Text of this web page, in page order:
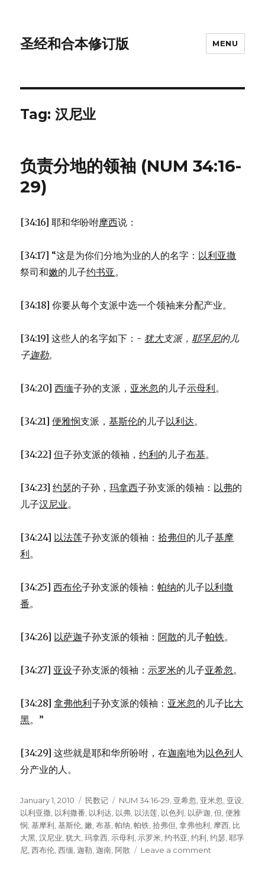
圣经和合本修订版 MENU
Tag: 汉尼业
负责分地的领袖 (NUM 34:16-
29)
[34:16] 耶和华吩咐摩西说：
[34:17] “这是为你们分地为业的人的名字： 以利亚撒
祭司和嫩的儿子约书亚。
[34:18] 你要从每个支派中选一个领袖来分配产业。
[34:19] 这些人的名字如下： - 犹大支派，耶孚尼的儿
子迦勒。
[34:20]西缅子孙的支派， 亚米忽的儿子示母利。
[34:21]便雅悯支派，基斯伦的儿子以利达。
[34:22]但子孙支派的领袖，约利的儿子布基。
[34:23]约瑟的子孙，玛拿西子孙支派的领袖： 以弗的
儿子汉尼业。
[34:24] 以法莲子孙支派的领袖：拾弗但的儿子基摩
利。
[34:25]西布伦子孙支派的领袖：帕纳的儿子以利撒
番。
[34:26] 以萨迦子孙支派的领袖： 阿散的儿子帕铁。
[34:27] 亚设子孙支派的领袖：示罗米的儿子亚希忽。
[34:28]拿弗他利子孙支派的领袖： 亚米忽的儿子比大
黑。”
[34:29] 这些就是耶和华所吩咐，在迦南地为以色列人
分产业的人。
Posted
on
January 1, 2010 Categories
民数记 Tags
NUM 34:16-29 亚希忽 亚米忽 亚设
以利亚撒 以利撒番 以利达 以弗 以法莲 以色列 以萨迦 ,但 ,便雅
悯 ,基摩利 ,基斯伦 ,嫩 ,布基 ,帕纳 ,帕铁 ,拾弗但 ,拿弗他利 摩西 比
大黑 ,汉尼业 ,犹大 ,玛拿西 示母利 示罗米 ,约书亚 ,约利 ,约瑟 ,耶孚
尼 ,西布伦 ,西缅 ,迦勒 ,迦南 ,阿散 Leave a comment